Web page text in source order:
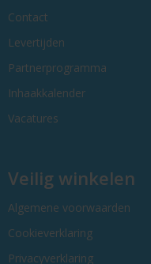
Contact
Levertijden
Partnerprogramma
Inhaakkalender
Vacatures
Veilig winkelen
Algemene voorwaarden
Cookieverklaring
Privacyverklaring